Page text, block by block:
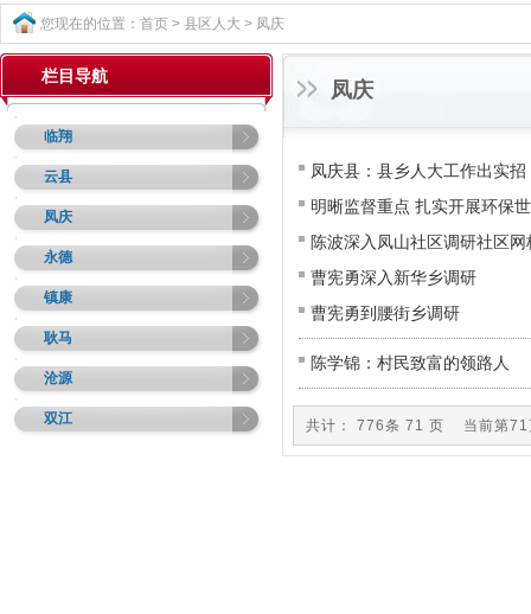
您现在的位置： 首页 > 县区人大 > 凤庆
栏目导航
临翔
云县
凤庆
永德
镇康
耿马
沧源
双江
凤庆
凤庆县：县乡人大工作出实招
明晰监督重点 扎实开展环保
陈波深入凤山社区调研社区
曹宪勇深入新华乡调研
曹宪勇到腰街乡调研
陈学锦：村民致富的领路人
共计： 776条 71 页 当前第